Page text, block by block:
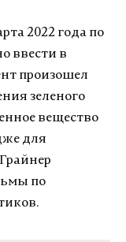
2022 года по
ввести в
произошел
зеленого
вещество
для
по